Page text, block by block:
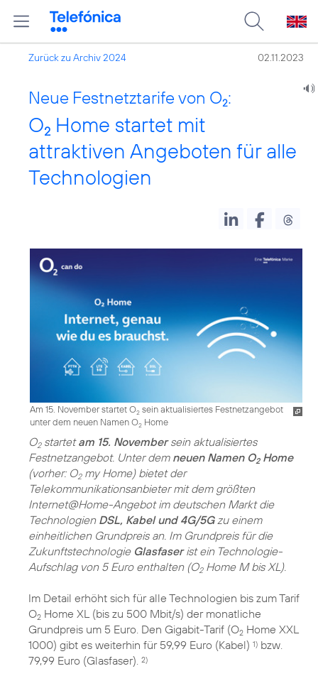
Zurück zu Archiv 2024 02.11.2023
Neue Festnetztarife von O2:
O2 Home startet mit
attraktiven Angeboten für alle
Technologien
Am 15. November startet O2 sein aktualisiertes Festnetzangebot
unter dem neuen Namen O2 Home
O2startetam 15. Novembersein aktualisiertes
Festnetzangebot. Unter dem neuen Namen O2Home
(vorher: O2my Home) bietet der
Telekommunikationsanbieter mit dem größten
Internet@Home-Angebot im deutschen Markt die
Technologien DSL, Kabel und 4G/5Gzu einem
einheitlichen Grundpreis an. Im Grundpreis für die
Zukunftstechnologie Glasfaserist ein Technologie-
Aufschlag von 5 Euro enthalten (O2Home M bis XL).
Im Detail erhöht sich für alle Technologien bis zum Tarif
O2 Home XL (bis zu 500 Mbit/s) der monatliche
Grundpreis um 5 Euro. Den Gigabit-Tarif (O2 Home XXL
1000) gibt es weiterhin für 59,99 Euro (Kabel) 1) bzw.
79,99 Euro (Glasfaser). 2)